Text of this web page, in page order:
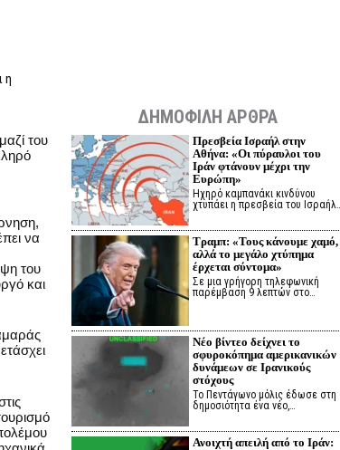
η
του
να
του
και
ΔΗΜΟΦΙΛΗ ΑΡΘΡΑ
Πρεσβεία Ισραήλ στην
Αθήνα: «Οι πύραυλοι του
Ιράν φτάνουν μέχρι την
Ευρώπη»
Ηχηρό καμπανάκι κινδύνου
χτυπάει η πρεσβεία του Ισραήλ…
Τραμπ: «Τους κάνουμε χαμό,
αλλά το μεγάλο χτύπημα
έρχεται σύντομα»
Σε μια γρήγορη τηλεφωνική
παρέμβαση 9 λεπτών στο…
Νέο βίντεο δείχνει το
σφυροκόπημα αμερικανικών
δυνάμεων σε Ιρανικούς
στόχους
Το Πεντάγωνο μόλις έδωσε στη
δημοσιότητα ένα νέο,…
Ανοιχτή απειλή από το Ιράν: